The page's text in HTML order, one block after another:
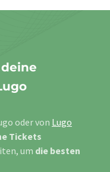
oder von Lugo
Tickets
um die besten